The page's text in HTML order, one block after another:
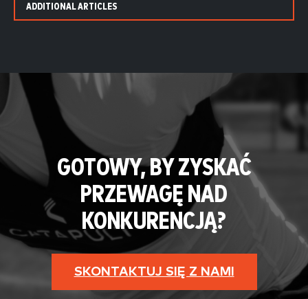
ADDITIONAL ARTICLES
GOTOWY, BY ZYSKAĆ
PRZEWAGĘ NAD
KONKURENCJĄ?
SKONTAKTUJ SIĘ Z NAMI